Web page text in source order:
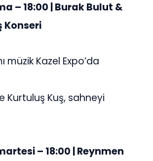
– 18:00 | Burak Bulut &
Konseri
müzik Kazel Expo’da
Kurtuluş Kuş, sahneyi
– 18:00 | Reynmen